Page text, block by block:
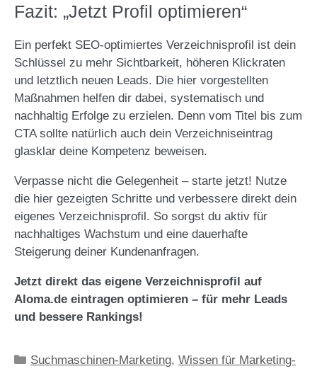
Fazit: „Jetzt Profil optimieren“
Ein perfekt SEO-optimiertes Verzeichnisprofil ist dein
Schlüssel zu mehr Sichtbarkeit, höheren Klickraten
und letztlich neuen Leads. Die hier vorgestellten
Maßnahmen helfen dir dabei, systematisch und
nachhaltig Erfolge zu erzielen. Denn vom Titel bis zum
CTA sollte natürlich auch dein Verzeichniseintrag
glasklar deine Kompetenz beweisen.
Verpasse nicht die Gelegenheit – starte jetzt! Nutze
die hier gezeigten Schritte und verbessere direkt dein
eigenes Verzeichnisprofil. So sorgst du aktiv für
nachhaltiges Wachstum und eine dauerhafte
Steigerung deiner Kundenanfragen.
Jetzt direkt das eigene Verzeichnisprofil auf
Aloma.de eintragen optimieren – für mehr Leads
und bessere Rankings!
Kategorien
Suchmaschinen-Marketing,Wissen für Marketing-